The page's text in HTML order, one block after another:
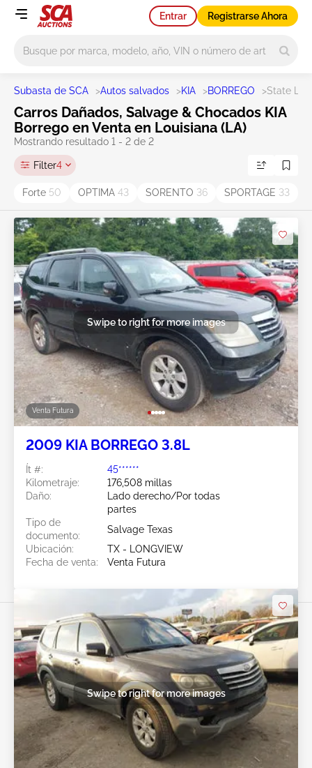
Entrar Registrarse Ahora
Subasta de SCA >Autos salvados >KIA >BORREGO >State LA
Carros Dañados, Salvage & Chocados KIA
Borrego en Venta en Louisiana (LA)
Mostrando resultado 1 - 2 de 2
Filter4
Forte 50 OPTIMA 43 SORENTO 36 SPORTAGE 33
Venta Futura
Swipe to right for more images
2009 KIA BORREGO 3.8L
Ít #:
45******
Kilometraje:
176,508 millas
Daño:
Lado derecho/Por todas
partes
Tipo de
documento:
Salvage Texas
Ubicación:
TX - LONGVIEW
Fecha de venta:
Venta Futura
Swipe to right for more images